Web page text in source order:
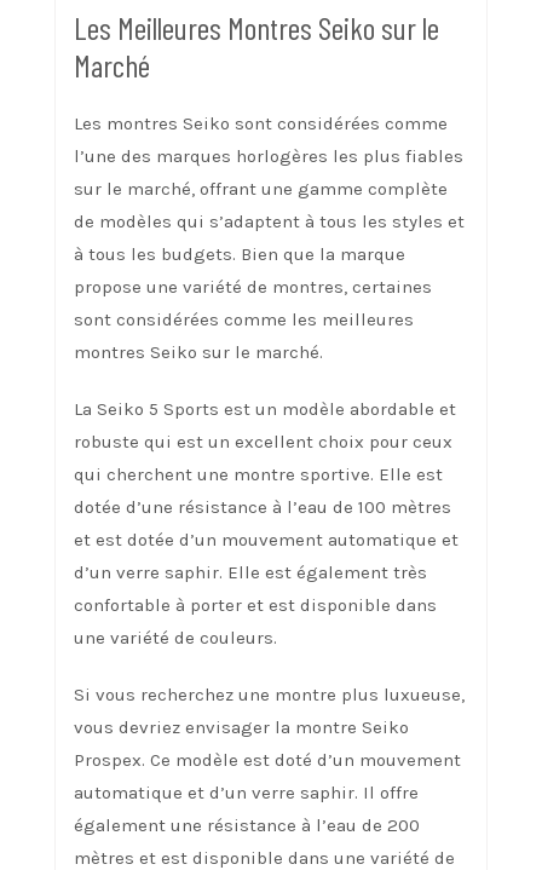
Les Meilleures Montres Seiko sur le
Marché
Les montres Seiko sont considérées comme
l’une des marques horlogères les plus fiables
sur le marché, offrant une gamme complète
de modèles qui s’adaptent à tous les styles et
à tous les budgets. Bien que la marque
propose une variété de montres, certaines
sont considérées comme les meilleures
montres Seiko sur le marché.
La Seiko 5 Sports est un modèle abordable et
robuste qui est un excellent choix pour ceux
qui cherchent une montre sportive. Elle est
dotée d’une résistance à l’eau de 100 mètres
et est dotée d’un mouvement automatique et
d’un verre saphir. Elle est également très
confortable à porter et est disponible dans
une variété de couleurs.
Si vous recherchez une montre plus luxueuse,
vous devriez envisager la montre Seiko
Prospex. Ce modèle est doté d’un mouvement
automatique et d’un verre saphir. Il offre
également une résistance à l’eau de 200
mètres et est disponible dans une variété de